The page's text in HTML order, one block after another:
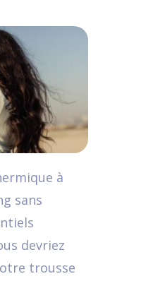
à
sans
devriez
trousse